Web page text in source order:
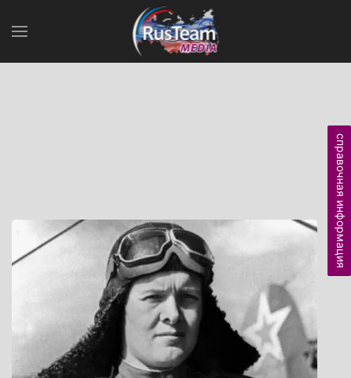
справочная информация